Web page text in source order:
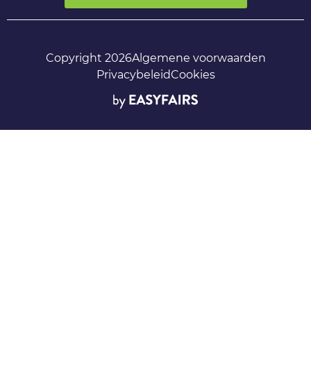
Copyright 2026Algemene voorwaarden
PrivacybeleidCookies